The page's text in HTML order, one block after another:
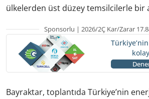
ülkelerden üst düzey temsilcilerle bir
Sponsorlu | 2026/2Ç Kar/Zarar
Bayraktar, toplantıda Türkiye’nin